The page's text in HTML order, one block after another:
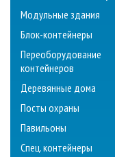
Модульные здания
Блок-контейнеры
Переоборудование
контейнеров
Деревянные дома
Посты охраны
Павильоны
Спец. контейнеры